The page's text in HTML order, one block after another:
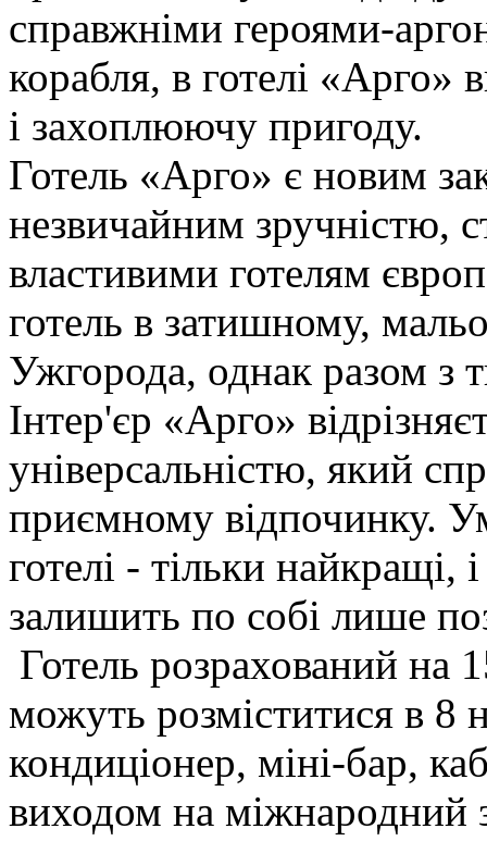
справжніми героями-
корабля, в готелі «Арго»
і захоплюючу пригоду.
Готель «Арго» є новим
незвичайним зручністю,
властивими готелям
готель в затишному,
Ужгорода, однак разом з
Інтер'єр «Арго»
універсальністю, який
приємному відпочинку.
готелі - тільки найкращі,
залишить по собі лише
Готель розрахований на
можуть розміститися в
кондиціонер, міні-бар,
виходом на міжнародний